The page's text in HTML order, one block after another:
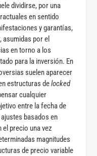
dividirse, por una
en sentido
y garantías,
asumidas por el
en torno a los
para la inversión. En
suelen aparecer
estructuras delocked
cualquier
entre la fecha de
basados en
precio una vez
magnitudes
de precio variable